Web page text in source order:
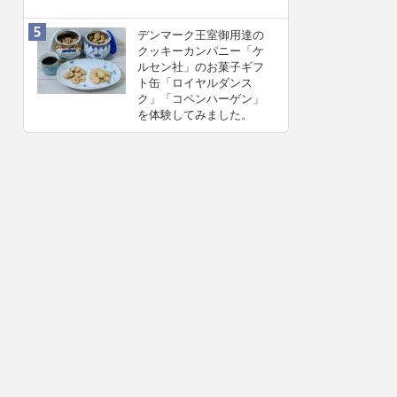
デンマーク王室御用達の
クッキーカンパニー「ケ
ルセン社」のお菓子ギフ
ト缶「ロイヤルダンス
ク」「コペンハーゲン」
を体験してみました。